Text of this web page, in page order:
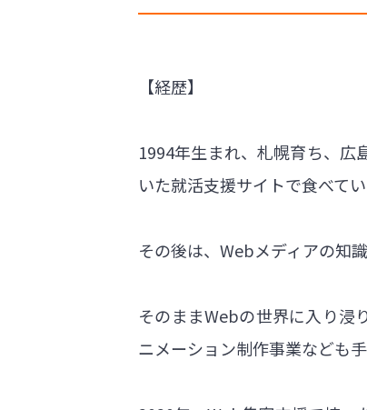
【経歴】
1994年生まれ、札幌育ち、広
いた就活支援サイトで食べて
その後は、Webメディアの知
そのままWebの世界に入り浸
ニメーション制作事業なども手